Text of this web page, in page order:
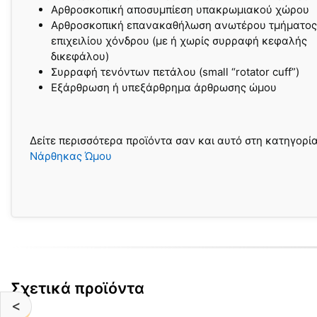
<
Αρθροσκοπική αποσυμπίεση υπακρωμιακού χώρου
Αρθροσκοπική επανακαθήλωση ανωτέρου τμήματος
επιχειλίου χόνδρου (με ή χωρίς συρραφή κεφαλής
δικεφάλου)
Συρραφή τενόντων πετάλου (small “rotator cuff”)
Εξάρθρωση ή υπεξάρθρημα άρθρωσης ώμου
Δείτε περισσότερα προϊόντα σαν και αυτό στη
Νάρθηκας Ώμου
Σχετικά προϊόντα